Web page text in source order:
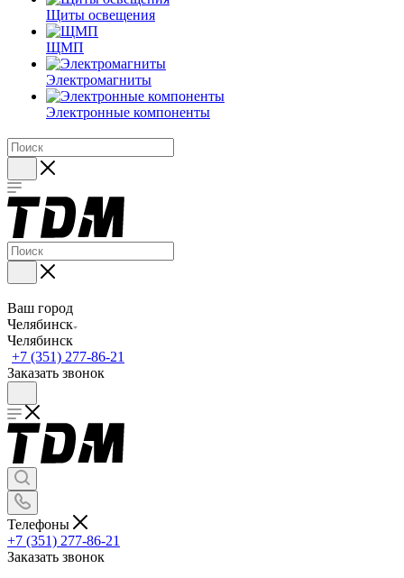
Щиты освещения
ЩМП
Электромагниты
Электронные компоненты
Ваш город
Челябинск
Челябинск
+7 (351) 277-86-21
Заказать звонок
Телефоны
+7 (351) 277-86-21
Заказать звонок